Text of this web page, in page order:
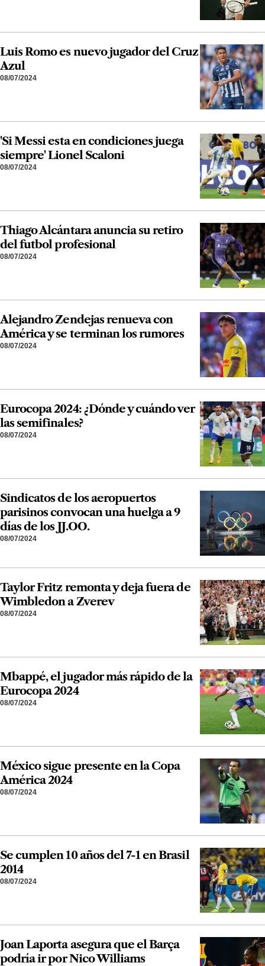
Luis Romo es nuevo jugador del Cruz
Azul
08/07/2024
'Si Messi esta en condiciones juega
siempre' Lionel Scaloni
08/07/2024
Thiago Alcántara anuncia su retiro
del futbol profesional
08/07/2024
Alejandro Zendejas renueva con
América y se terminan los rumores
08/07/2024
Eurocopa 2024: ¿Dónde y cuándo ver
las semifinales?
08/07/2024
Sindicatos de los aeropuertos
parisinos convocan una huelga a 9
días de los JJ.OO.
08/07/2024
Taylor Fritz remonta y deja fuera de
Wimbledon a Zverev
08/07/2024
Mbappé, el jugador más rápido de la
Eurocopa 2024
08/07/2024
México sigue presente en la Copa
América 2024
08/07/2024
Se cumplen 10 años del 7-1 en Brasil
2014
08/07/2024
Joan Laporta asegura que el Barça
podría ir por Nico Williams